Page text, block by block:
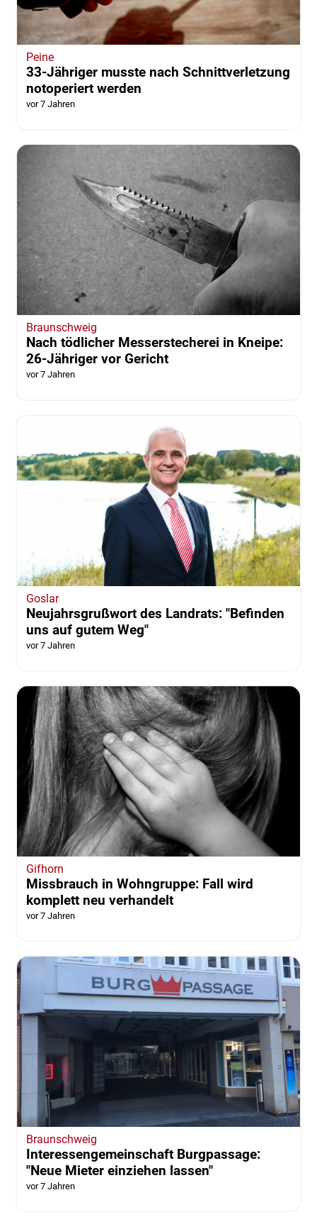
Peine
33-Jähriger musste nach Schnittverletzung
notoperiert werden
vor 7 Jahren
Braunschweig
Nach tödlicher Messerstecherei in Kneipe:
26-Jähriger vor Gericht
vor 7 Jahren
Goslar
Neujahrsgrußwort des Landrats: "Befinden
uns auf gutem Weg"
vor 7 Jahren
Gifhorn
Missbrauch in Wohngruppe: Fall wird
komplett neu verhandelt
vor 7 Jahren
Braunschweig
Interessengemeinschaft Burgpassage:
"Neue Mieter einziehen lassen"
vor 7 Jahren